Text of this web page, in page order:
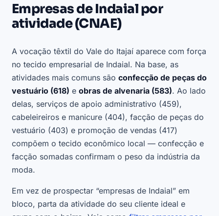
Empresas de Indaial por
atividade (CNAE)
A vocação têxtil do Vale do Itajaí aparece com força
no tecido empresarial de Indaial. Na base, as
atividades mais comuns são confecção de peças do
vestuário (618) e obras de alvenaria (583). Ao lado
delas, serviços de apoio administrativo (459),
cabeleireiros e manicure (404), facção de peças do
vestuário (403) e promoção de vendas (417)
compõem o tecido econômico local — confecção e
facção somadas confirmam o peso da indústria da
moda.
Em vez de prospectar “empresas de Indaial” em
bloco, parta da atividade do seu cliente ideal e